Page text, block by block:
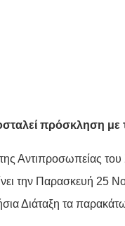
πρόσκληση με
της
την Παρασκευή 25
Διάταξη τα